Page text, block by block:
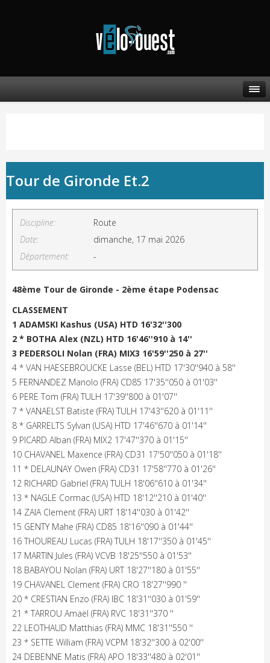
Tour de Gironde Et.2
Discipline:
Route
Date:
dimanche, 17 mai 2026
Département:
-
48ème Tour de Gironde - 2ème étape Podensac
CLASSEMENT
1 ADAMSKI Kashus (USA) HTD 16'32''300
2 * BOTHA Alex (NZL) HTD 16'46''910 à 14''
3 PEDERSOLI Nolan (FRA) MIX3 16'59''250 à 27''
4 * VAN HAESEBROUCKE Lasse (BEL) HTD 17'30''940 à 58''
5 FERNANDEZ Manolo (FRA) CD85 17'35''050 à 01'03''
6 PERE Tom (FRA) TULH 17'39''800 à 01'07''
7 * VANAELST Batiste (FRA) TULH 17'43''620 à 01'11''
8 * GARRELTS Sylvan (USA) HTD 17'46''670 à 01'14''
9 PICARD Alban (FRA) MIX2 17'47''370 à 01'15''
10 CHAVANEL Maxence (FRA) CD31 17'50''050 à 01'18''
11 * DELAUNAY Owen (FRA) CD31 17'58''770 à 01'26''
12 RICHARD Gabriel (FRA) TULH 18'06''610 à 01'34''
13 * NAGLE Cormac (USA) HTD 18'12''210 à 01'40''
14 ZAIA Clement (FRA) URT 18'14''030 à 01'42''
15 GENTY Mahe (FRA) CD85 18'16''090 à 01'44''
16 THOUREAU Lucas (FRA) TULH 18'17''350 à 01'45''
17 MARTIN Jules (FRA) VCVB 18'25''550 à 01'53''
18 BABAYOU Nolan (FRA) URT 18'27''180 à 01'55''
19 CHAVANEL Clement (FRA) CRO 18'27''990 ''
20 * CRESTIAN Enzo (FRA) IBC 18'31''030 à 01'59''
21 * TARROU Amaël (FRA) RVC 18'31''370 ''
22 LEOTHAUD Matthias (FRA) MMC 18'31''550 ''
23 * SETTE William (FRA) VCPM 18'32''300 à 02'00''
24 DEBENNE Matis (FRA) APO 18'33''480 à 02'01''